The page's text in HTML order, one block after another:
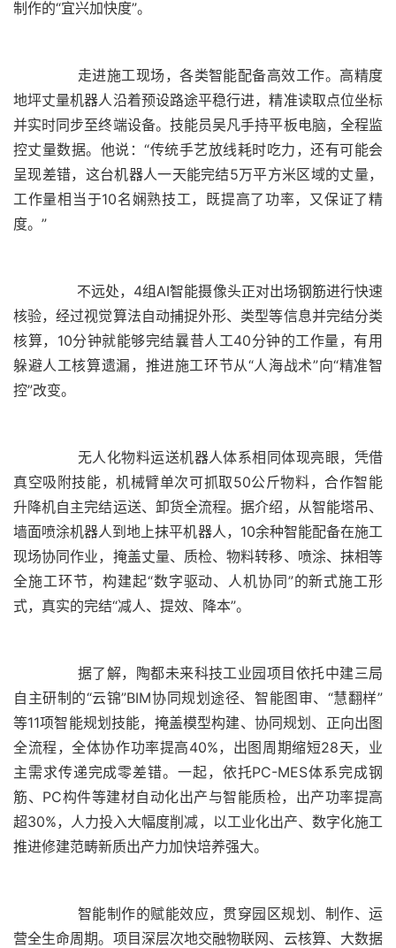
地坪丈量机器人沿着预设路途平稳行进，精准读取点位坐标
并实时同步至终端设备。技能员吴凡手持平板电脑，全程监
控丈量数据。他说：“传统手艺放线耗时吃力，还有可能会
呈现差错，这台机器人一天能完结5万平方米区域的丈量，
工作量相当于10名娴熟技工，既提高了功率，又保证了精
核验，经过视觉算法自动捕捉外形、类型等信息并完结分类
核算，10分钟就能够完结曩昔人工40分钟的工作量，有用
躲避人工核算遗漏，推进施工环节从“人海战术”向“精准智
真空吸附技能，机械臂单次可抓取50公斤物料，合作智能
升降机自主完结运送、卸货全流程。据介绍，从智能塔吊、
墙面喷涂机器人到地上抹平机器人，10余种智能配备在施工
现场协同作业，掩盖丈量、质检、物料转移、喷涂、抹相等
全施工环节，构建起“数字驱动、人机协同”的新式施工形
自主研制的“云锦”BIM协同规划途径、智能图审、“慧翻样”
等11项智能规划技能，掩盖模型构建、协同规划、正向出图
全流程，全体协作功率提高40%，出图周期缩短28天，业
主需求传递完成零差错。一起，依托PC-MES体系完成钢
筋、PC构件等建材自动化出产与智能质检，出产功率提高
超30%，人力投入大幅度削减，以工业化出产、数字化施工
营全生命周期。项目深层次地交融物联网、云核算、大数据